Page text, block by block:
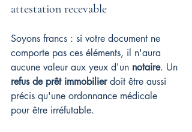
attestation recevable
Soyons francs : si votre document ne
comporte pas ces éléments, il n'aura
aucune valeur aux yeux d'un notaire. Un
refus de prêt immobilier doit être aussi
précis qu'une ordonnance médicale
pour être irréfutable.